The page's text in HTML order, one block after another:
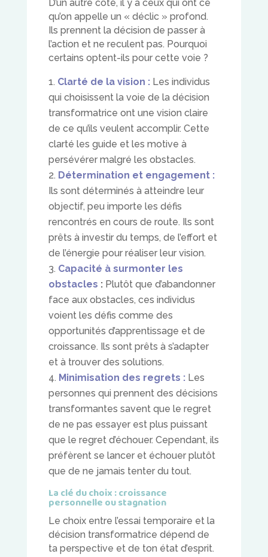
D’un autre côté, il y a ceux qui ont ce
qu’on appelle un « déclic » profond.
Ils prennent la décision de passer à
l’action et ne reculent pas. Pourquoi
certains optent-ils pour cette voie ?
Clarté de la vision :Les individus
qui choisissent la voie de la décision
transformatrice ont une vision claire
de ce qu’ils veulent accomplir. Cette
clarté les guide et les motive à
persévérer malgré les obstacles.
Détermination et engagement :
Ils sont déterminés à atteindre leur
objectif, peu importe les défis
rencontrés en cours de route. Ils sont
prêts à investir du temps, de l’effort et
de l’énergie pour réaliser leur vision.
Capacité à surmonter les
obstacles :Plutôt que d’abandonner
face aux obstacles, ces individus
voient les défis comme des
opportunités d’apprentissage et de
croissance. Ils sont prêts à s’adapter
et à trouver des solutions.
Minimisation des regrets :Les
personnes qui prennent des décisions
transformantes savent que le regret
de ne pas essayer est plus puissant
que le regret d’échouer. Cependant, ils
préfèrent se lancer et échouer plutôt
que de ne jamais tenter du tout.
La clé du choix : croissance
personnelle ou stagnation
Le choix entre l’essai temporaire et la
décision transformatrice dépend de
ta perspective et de ton état d’esprit.